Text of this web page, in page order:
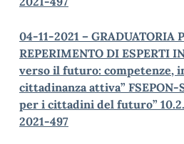
04-11-2021 – GRADUATORIA
REPERIMENTO DI ESPERTI
verso il futuro: competenze,
cittadinanza attiva” FSEPON-
per i cittadini del futuro”
2021-497